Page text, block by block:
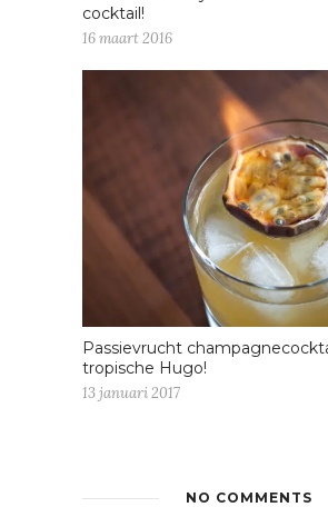
cocktail!
16 maart 2016
Passievrucht
tropische Hugo!
13 januari 2017
NO COMMENTS